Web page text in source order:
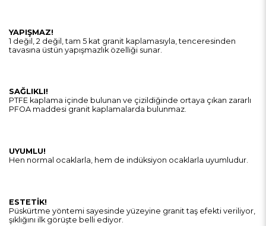
YAPIŞMAZ!
1 değil, 2 değil, tam 5 kat granit kaplamasıyla, tenceresinden
tavasına üstün yapışmazlık özelliği sunar.
SAĞLIKLI!
PTFE kaplama içinde bulunan ve çizildiğinde ortaya çıkan zararlı
PFOA maddesi granit kaplamalarda bulunmaz.
UYUMLU!
Hen normal ocaklarla, hem de indüksiyon ocaklarla uyumludur.
ESTETİK!
Püskürtme yöntemi sayesinde yüzeyine granit taş efekti veriliyor,
şıklığını ilk görüşte belli ediyor.